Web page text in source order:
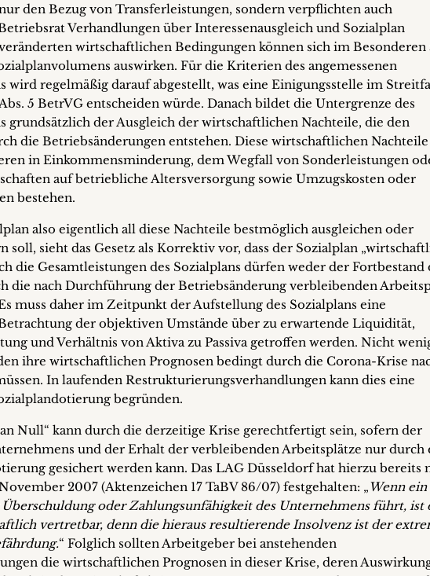
den Bezug von Transferleistungen, sondern verpflichten auch
Verhandlungen über Interessenausgleich und Sozialplan
wirtschaftlichen Bedingungen können sich im Besonderen
auswirken. Für die Kriterien des angemessenen
wird regelmäßig darauf abgestellt, was eine Einigungsstelle im
5 BetrVG entscheiden würde. Danach bildet die Untergrenze des
grundsätzlich der Ausgleich der wirtschaftlichen Nachteile, die den
die Betriebsänderungen entstehen. Diese wirtschaftlichen Nachteile
in Einkommensminderung, dem Wegfall von Sonderleistungen
auf betriebliche Altersversorgung sowie Umzugskosten oder
bestehen.
also eigentlich all diese Nachteile bestmöglich ausgleichen oder
soll, sieht das Gesetz als Korrektiv vor, dass der Sozialplan
die Gesamtleistungen des Sozialplans dürfen weder der Fortbestand
die nach Durchführung der Betriebsänderung verbleibenden
muss daher im Zeitpunkt der Aufstellung des Sozialplans eine
der objektiven Umstände über zu erwartende Liquidität,
und Verhältnis von Aktiva zu Passiva getroffen werden. Nicht
ihre wirtschaftlichen Prognosen bedingt durch die Corona-Krise
In laufenden Restrukturierungsverhandlungen kann dies eine
begründen.
Null“ kann durch die derzeitige Krise gerechtfertigt sein, sofern der
und der Erhalt der verbleibenden Arbeitsplätze nur durch
gesichert werden kann. Das LAG Düsseldorf hat hierzu bereits
2007 (Aktenzeichen 17 TaBV 86/07) festgehalten: „Wenn ein
oder Zahlungsunfähigkeit des Unternehmens führt, ist
vertretbar, denn die hieraus resultierende Insolvenz ist der
“ Folglich sollten Arbeitgeber bei anstehenden
die wirtschaftlichen Prognosen in dieser Krise, deren